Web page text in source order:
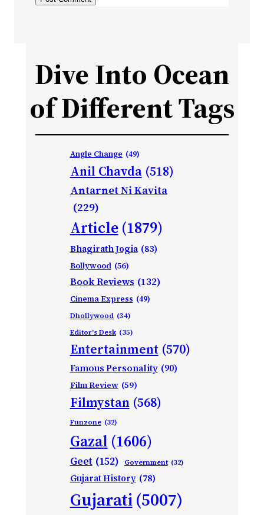
Dive Into Ocean
of Different Tags
Angle Change (49)
Anil Chavda (518)
Antarnet Ni Kavita
(229)
Article (1879)
Bhagirath Jogia (83)
Bollywood (56)
Book Reviews (132)
Cinema Express (49)
Dhollywood (34)
Editor's Desk (35)
Entertainment (570)
Famous Personality (90)
Film Review (59)
Filmystan (568)
Funzone (32)
Gazal (1606)
Geet (152) Government (32)
Gujarat History (78)
Gujarati(5007)